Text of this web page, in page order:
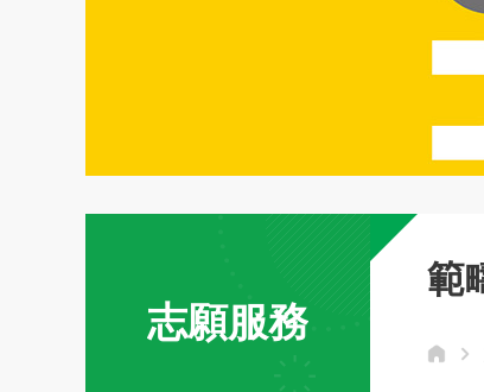
志願服務
範